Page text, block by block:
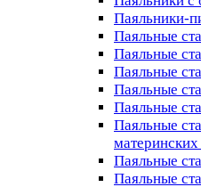
Паяльники-
Паяльные
Паяльные
Паяльные
Паяльные
Паяльные
Паяльные
материнских
Паяльные
Паяльные